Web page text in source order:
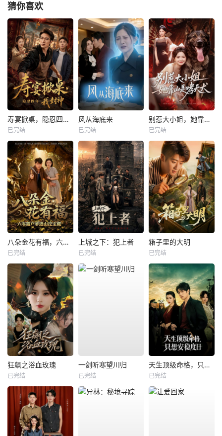
猜你喜欢
寿宴掀桌，隐忍四年我封神
已完结
风从海底来
已完结
别惹大小姐，她靠山是哮天犬
已完结
八朵金花有福，六零猎户爹进山挖宝藏
已完结
上城之下：犯上者
已完结
箱子里的大明
已完结
狂飙之浴血玫瑰
已完结
一剑听寒望川归
已完结
天生顶级命格，只想安稳度日
已完结